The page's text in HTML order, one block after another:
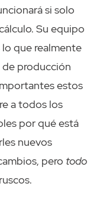
si solo
Su equipo
que realmente
producción
estos
a todos los
por qué está
nuevos
pero todo